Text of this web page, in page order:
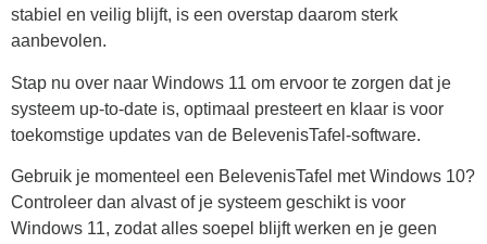
stabiel en veilig blijft, is een overstap daarom sterk
aanbevolen.
Stap nu over naar Windows 11 om ervoor te zorgen dat je
systeem up-to-date is, optimaal presteert en klaar is voor
toekomstige updates van de BelevenisTafel-software.
Gebruik je momenteel een BelevenisTafel met Windows 10?
Controleer dan alvast of je systeem geschikt is voor
Windows 11, zodat alles soepel blijft werken en je geen